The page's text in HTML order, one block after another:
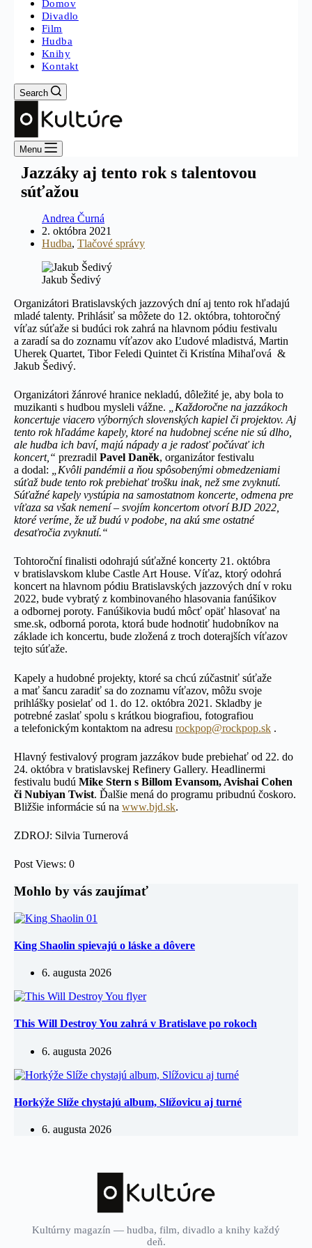
Domov
Divadlo
Film
Hudba
Knihy
Kontakt
Search
Menu
Jazzáky aj tento rok s talentovou
súťažou
Andrea Čurná
2. októbra 2021
Hudba, Tlačové správy
Jakub Šedivý
Organizátori Bratislavských jazzových dní aj tento rok hľadajú
mladé talenty. Prihlásiť sa môžete do 12. októbra, tohtoročný
víťaz súťaže si budúci rok zahrá na hlavnom pódiu festivalu
a zaradí sa do zoznamu víťazov ako Ľudové mladistvá, Martin
Uherek Quartet, Tibor Feledi Quintet či Kristína Mihaľová &
Jakub Šedivý.
Organizátori žánrové hranice nekladú, dôležité je, aby bola to
muzikanti s hudbou mysleli vážne.
„Každoročne na jazzákoch
koncertuje viacero výborných slovenských kapiel či projektov. Aj
tento rok hľadáme kapely, ktoré na hudobnej scéne nie sú dlho,
ale hudba ich baví, majú nápady a je radosť počúvať ich
koncert,“ prezradil Pavel Daněk, organizátor festivalu
a dodal:
„Kvôli pandémii a ňou spôsobenými obmedzeniami
súťaž bude tento rok prebiehať trošku inak, než sme zvyknutí.
Súťažné kapely vystúpia na samostatnom koncerte, odmena pre
víťaza sa však nemení – svojím koncertom otvorí BJD 2022,
ktoré veríme, že už budú v podobe, na akú sme ostatné
desaťročia zvyknutí.“
Tohtoroční finalisti odohrajú súťažné koncerty 21. októbra
v bratislavskom klube Castle Art House. Víťaz, ktorý odohrá
koncert na hlavnom pódiu Bratislavských jazzových dní v roku
2022, bude vybratý z kombinovaného hlasovania fanúšikov
a odbornej poroty. Fanúšikovia budú môcť opäť hlasovať na
sme.sk, odborná porota, ktorá bude hodnotiť hudobníkov na
základe ich koncertu, bude zložená z troch doterajších víťazov
tejto súťaže.
Kapely a hudobné projekty, ktoré sa chcú zúčastniť súťaže
a mať šancu zaradiť sa do zoznamu víťazov, môžu svoje
prihlášky posielať od 1. do 12. októbra 2021. Skladby je
potrebné zaslať spolu s krátkou biografiou, fotografiou
a telefonickým kontaktom na adresu rockpop@rockpop.sk .
Hlavný festivalový program jazzákov bude prebiehať od 22. do
24. októbra v bratislavskej Refinery Gallery. Headlinermi
festivalu budú Mike Stern s Billom Evansom, Avishai Cohen
či Nubiyan Twist. Ďalšie mená do programu pribudnú čoskoro.
Bližšie informácie sú na www.bjd.sk.
ZDROJ: Silvia Turnerová
Post Views: 0
Mohlo by vás zaujímať
King Shaolin spievajú o láske a dôvere
6. augusta 2026
This Will Destroy You zahrá v Bratislave po rokoch
6. augusta 2026
Horkýže Slíže chystajú album, Slížovicu aj turné
6. augusta 2026
Kultúrny magazín — hudba, film, divadlo a knihy každý
deň.